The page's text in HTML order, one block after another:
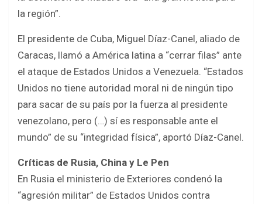
la región”.
El presidente de Cuba, Miguel Díaz-Canel, aliado de
Caracas, llamó a América latina a “cerrar filas” ante
el ataque de Estados Unidos a Venezuela. “Estados
Unidos no tiene autoridad moral ni de ningún tipo
para sacar de su país por la fuerza al presidente
venezolano, pero (…) sí es responsable ante el
mundo” de su “integridad física”, aportó Díaz-Canel.
Críticas de Rusia, China y Le Pen
En Rusia el ministerio de Exteriores condenó la
“agresión militar” de Estados Unidos contra